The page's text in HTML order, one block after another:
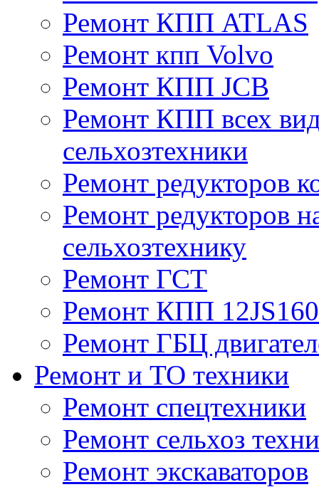
Ремонт КПП ATLAS
Ремонт кпп Volvo
Ремонт КПП JСB
Ремонт КПП всех
сельхозтехники
Ремонт редукторов
Ремонт редукторов
сельхозтехнику
Ремонт ГСТ
Ремонт КПП
Ремонт ГБЦ
Ремонт и ТО техники
Ремонт спецтехники
Ремонт сельхоз
Ремонт экскаваторов